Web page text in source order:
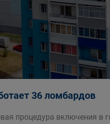
36 ломбардов
процедура включения в